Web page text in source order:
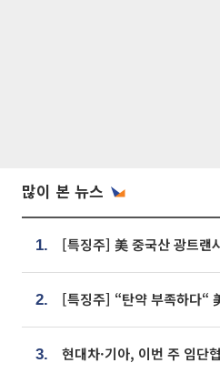
많이 본 뉴스
1.
2.
3.